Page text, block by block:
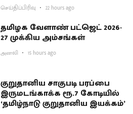
செய்திப்பிரிவு 22 hours ago
தமிழக வேளாண் பட்ஜெட் 2026-
27 முக்கிய அம்சங்கள்
அனலி 15 hours ago
குறுதானிய சாகுபடி பரப்பை
இருமடங்காக்க ரூ.7 கோடியில்
‘தமிழ்நாடு குறுதானிய இயக்கம்’